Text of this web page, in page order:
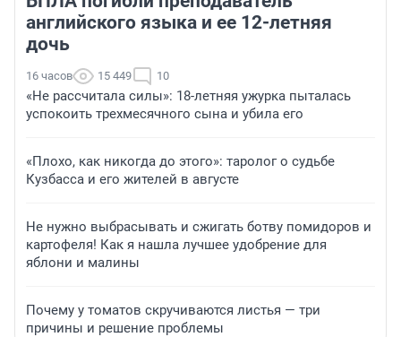
английского языка и ее 12-летняя
дочь
16 часов 15 449 10
«Не рассчитала силы»: 18-летняя ужурка пыталась
успокоить трехмесячного сына и убила его
«Плохо, как никогда до этого»: таролог о судьбе
Кузбасса и его жителей в августе
Не нужно выбрасывать и сжигать ботву помидоров и
картофеля! Как я нашла лучшее удобрение для
яблони и малины
Почему у томатов скручиваются листья — три
причины и решение проблемы